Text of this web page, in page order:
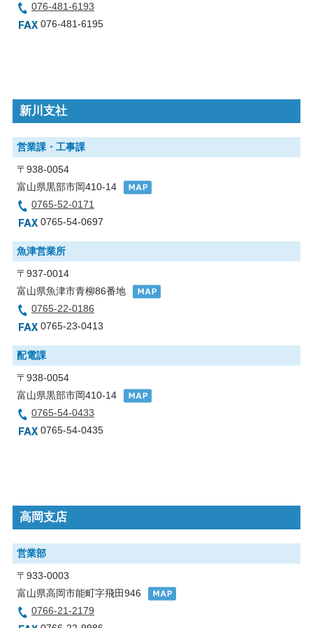
076-481-6193
076-481-6195
新川支社
営業課・工事課
〒938-0054
富山県黒部市岡410-14
0765-52-0171
0765-54-0697
魚津営業所
〒937-0014
富山県魚津市青柳86番地
0765-22-0186
0765-23-0413
配電課
〒938-0054
富山県黒部市岡410-14
0765-54-0433
0765-54-0435
高岡支店
営業部
〒933-0003
富山県高岡市能町字飛田946
0766-21-2179